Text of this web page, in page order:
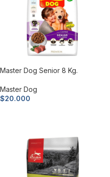
Master Dog Senior 8 Kg.
Master Dog
$20.000